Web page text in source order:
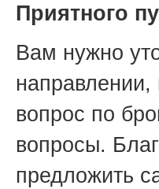
Приятного
Вам нужно
направлении,
вопрос по
вопросы.
предложить